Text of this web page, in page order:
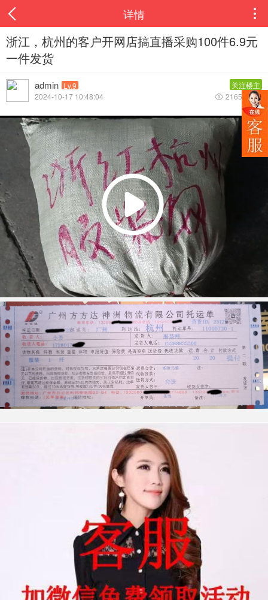
详情 
浙江，杭州的客户开网店搞直播采购100件6.9元
一件发货
admin Lv.9
关注楼主
2024-10-17 10:48:04
 0
 2165